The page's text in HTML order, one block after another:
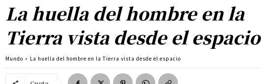
La huella del hombre en la
Tierra vista desde el espacio
Mundo La huella del hombre en la Tierra vista desde el espacio